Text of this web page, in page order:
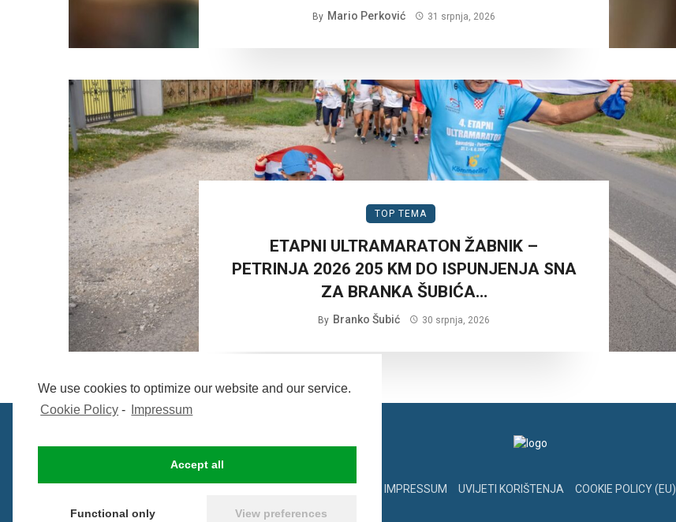
We use cookies to optimize our website and our service.
Cookie Policy - Impressum
Accept all
Functional only View preferences
By Mario Perković 31 srpnja, 2026
TOP TEMA
ETAPNI ULTRAMARATON ŽABNIK –
PETRINJA 2026 205 KM DO ISPUNJENJA SNA
ZA BRANKA ŠUBIĆA…
By Branko Šubić 30 srpnja, 2026
IMPRESSUM UVIJETI KORIŠTENJA COOKIE POLICY (EU)